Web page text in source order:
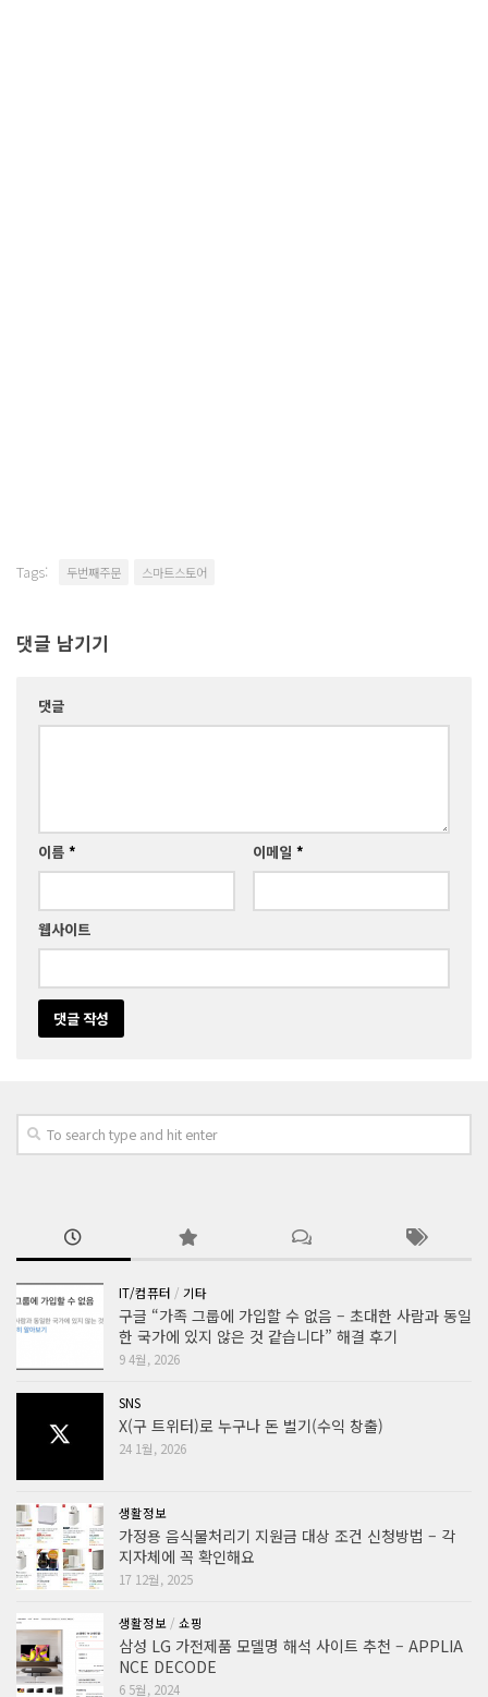
Tags: 두번째주문 스마트스토어
댓글 남기기
댓글
이름 * 이메일 *
웹사이트
IT/컴퓨터 / 기타
구글 “가족 그룹에 가입할 수 없음 – 초대한 사람과 동일
한 국가에 있지 않은 것 같습니다” 해결 후기
9 4월, 2026
SNS
X(구 트위터)로 누구나 돈 벌기(수익 창출)
24 1월, 2026
생활정보
가정용 음식물처리기 지원금 대상 조건 신청방법 – 각
지자체에 꼭 확인해요
17 12월, 2025
생활정보 / 쇼핑
삼성 LG 가전제품 모델명 해석 사이트 추천 – APPLIA
NCE DECODE
6 5월, 2024